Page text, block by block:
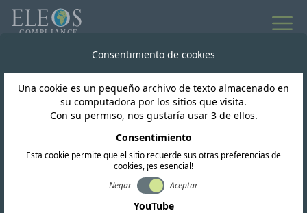
Mauricio
Mauricio ICTA abre una
consulta pública para
las IMT
Consentimiento de cookies
Una cookie es un pequeño archivo de texto almacenado en
su computadora por los sitios que visita.
Con su permiso, nos gustaría usar 3 de ellos.
Consentimiento
Esta cookie permite que el sitio recuerde sus otras preferencias de
cookies, ¡es esencial!
Negar
Aceptar
YouTube